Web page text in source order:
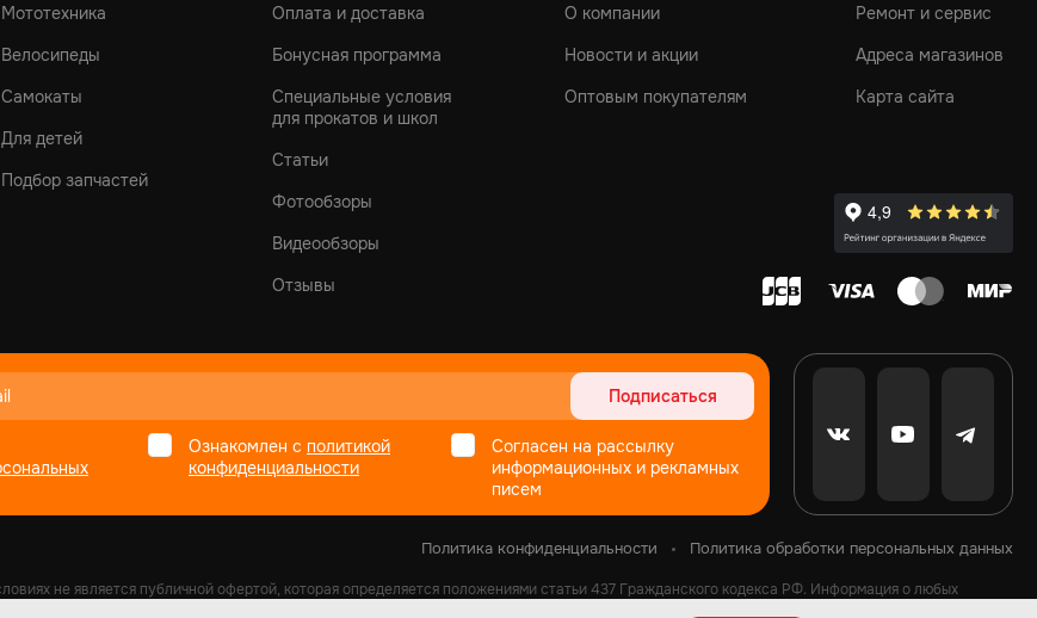
Мототехника
Велосипеды
Самокаты
Для детей
Подбор запчастей
Оплата и доставка
Бонусная программа
Специальные условия
для прокатов и школ
Статьи
Фотообзоры
Видеообзоры
Отзывы
О компании
Новости и акции
Оптовым покупателям
Ремонт и сервис
Адреса магазинов
Карта сайта
Подписаться
Ознакомлен с политикой
конфиденциальности
Согласен на рассылку
информационных и рекламных
писем
Политика конфиденциальности Политика обработки персональных данных
не является публичной офертой, которая определяется положениями статьи 437 Гражданского кодекса РФ. Информация о любых